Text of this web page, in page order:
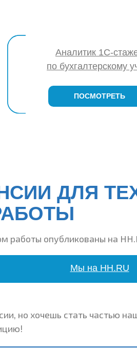
Аналитик 1С-
по бухгалтерскому
ПОСМОТРЕТЬ
ДЛЯ
Мы на HH.RU
работы опубликованы на
но хочешь стать частью